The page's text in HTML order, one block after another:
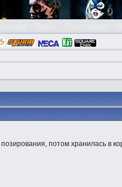
потом хранилась в